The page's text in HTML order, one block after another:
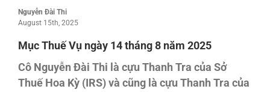
Nguyễn Đài Thi
August 15th, 2025
Mục Thuế Vụ ngày 14 tháng 8 năm 2025
Cô Nguyễn Đài Thi là cựu Thanh Tra của Sở
Thuế Hoa Kỳ (IRS) và cũng là cựu Thanh Tra của